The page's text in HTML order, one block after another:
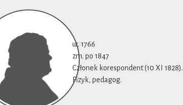
ur. 1766
zm. po 1847
Członek korespondent (10 XI 1828).
Fizyk, pedagog.